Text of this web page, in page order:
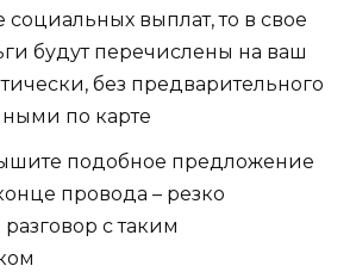
выплат, то в свое
будут перечислены на ваш
без предварительного
по карте
подобное предложение
провода – резко
с таким